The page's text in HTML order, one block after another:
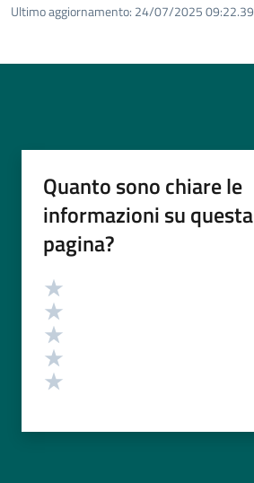
Ultimo aggiornamento: 24/07/2025 09:22.39
Quanto sono chiare le
informazioni su questa
pagina?
Valutazione